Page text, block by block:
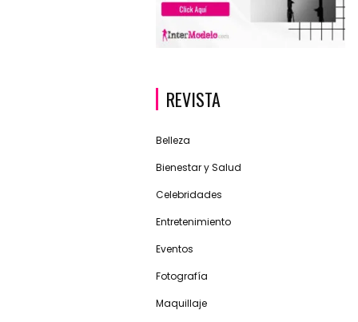
REVISTA
Belleza
Bienestar y Salud
Celebridades
Entretenimiento
Eventos
Fotografía
Maquillaje